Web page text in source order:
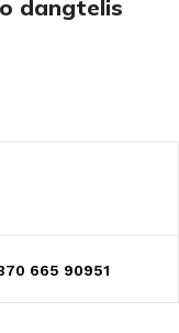
dangtelis
665 90951